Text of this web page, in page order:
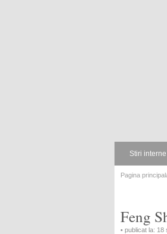
Stiri interne
Pagina
Feng
• publicat la: 18